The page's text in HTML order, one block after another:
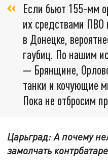
Если бьют 155-мм
их средствами
в Донецке,
гаубиц. По нашим
— Брянщине,
танки и кочующие
Пока не отбросим
Царьград: А почему
замолчать